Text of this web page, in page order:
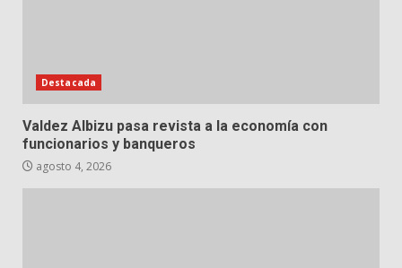
Destacada
Valdez Albizu pasa revista a la economía con
funcionarios y banqueros
agosto 4, 2026